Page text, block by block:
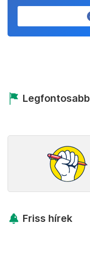
Legfontosabb
Friss hírek